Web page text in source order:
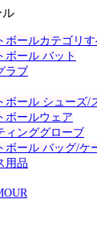
ル
ボールカテゴリす
ボール バット
ラブ
ボール シューズ/
ボールウェア
ィンググローブ
ボール バッグ/ケ
用品